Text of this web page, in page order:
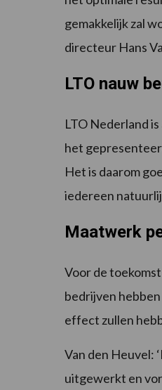
gemakkelijk zal
directeur Hans
LTO nauw
LTO Nederland
het
Het is daarom
iedereen
Maatwerk
Voor de
bedrijven
effect zullen
Van den Heuvel:
uitgewerkt en